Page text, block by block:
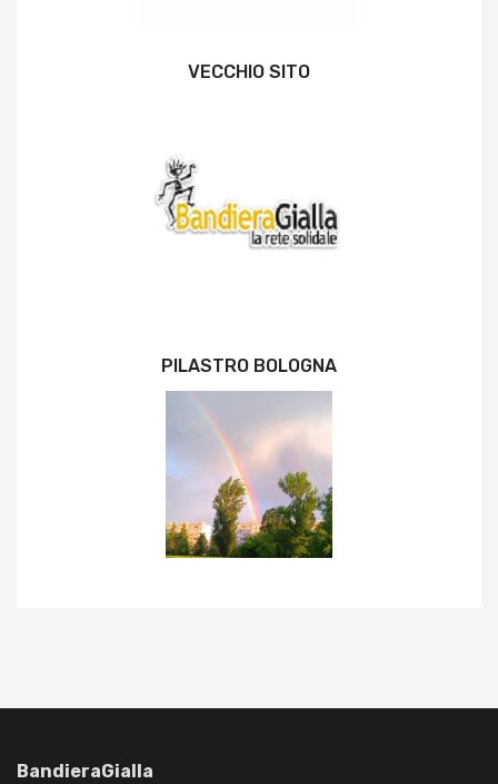
VECCHIO SITO
PILASTRO BOLOGNA
BandieraGialla